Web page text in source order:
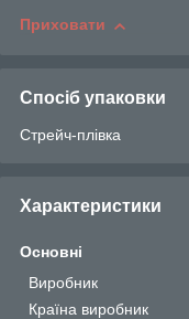
Приховати
Спосіб упаковки
Стрейч-плівка
Характеристики
Основні
Виробник
Країна виробник